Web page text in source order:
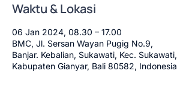
Waktu & Lokasi
06 Jan 2024, 08.30 – 17.00
BMC, Jl. Sersan Wayan Pugig No.9,
Banjar. Kebalian, Sukawati, Kec. Sukawati,
Kabupaten Gianyar, Bali 80582, Indonesia